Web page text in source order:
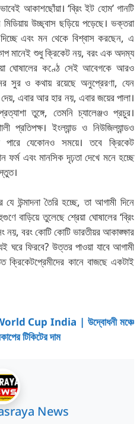
আকাশছোঁয়া। ‘ব্রিং ইট হোম’ গানটি
উচ্ছ্বাস ছড়িয়ে পড়েছে। ভক্তরা
এবং মন থেকে বিশ্বাস করছেন, এ
মানেই শুধু ক্রিকেট নয়, বরং এক অদম্য
ঘোষালের কণ্ঠে সেই আবেগকে আরও
সুর ও কথায় রয়েছে অনুপ্রেরণা, যেন
এবার আর হার নয়, এবার জয়ের পালা।
তুঙ্গে, তেমনি চ্যালেঞ্জও প্রচুর।
প্রতিপক্ষ। ইংল্যান্ড ও নিউজিল্যান্ডও
যেকোনও সময়ে। তবে ক্রিকেট
ফর্ম এবং মানসিক দৃঢ়তা দেখে মনে হচ্ছে
উন্মাদনা তৈরি হচ্ছে, তা আগামী দিনে
বাড়িয়ে তুলেছে শ্রেয়া ঘোষালের ‘ব্রিং
বরং কোটি কোটি ভারতীয়র আকাঙ্ক্ষার
ঘরে ফিরবে? উত্তর পাওয়া যাবে আগামী
কানে বাজছে একটাই
Cup India | উদ্বোধনী মঞ্চে
টিকিটের দাম
News